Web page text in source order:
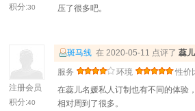
积分:30
压了很多吧。
注册会员
积分:40
斑马线 在 2020-05-11 点评了 蕊
服务
环境
性价
在蕊儿名媛私人订制也有不同的体验
相对周到了很多。